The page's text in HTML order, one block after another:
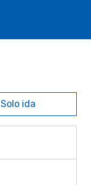
Solo ida